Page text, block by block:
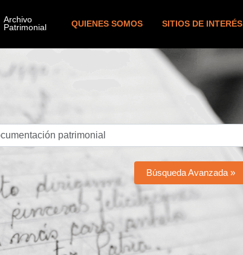
QUIENES SOMOS SITIOS DE INTERÉS
Búsqueda Avanzada »